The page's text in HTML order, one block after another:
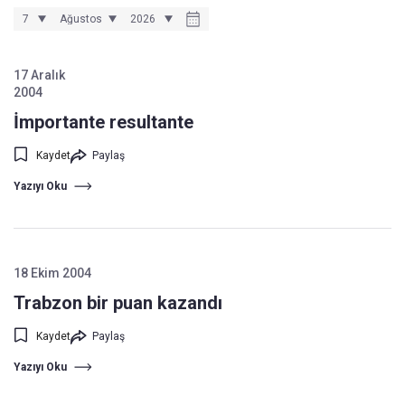
17 Aralık
2004
İmportante resultante
Kaydet Paylaş
Yazıyı Oku
18 Ekim 2004
Trabzon bir puan kazandı
Kaydet Paylaş
Yazıyı Oku